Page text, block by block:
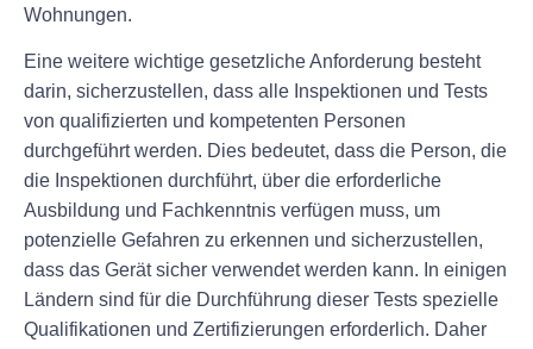
Wohnungen.
Eine weitere wichtige gesetzliche Anforderung besteht
darin, sicherzustellen, dass alle Inspektionen und Tests
von qualifizierten und kompetenten Personen
durchgeführt werden. Dies bedeutet, dass die Person, die
die Inspektionen durchführt, über die erforderliche
Ausbildung und Fachkenntnis verfügen muss, um
potenzielle Gefahren zu erkennen und sicherzustellen,
dass das Gerät sicher verwendet werden kann. In einigen
Ländern sind für die Durchführung dieser Tests spezielle
Qualifikationen und Zertifizierungen erforderlich. Daher